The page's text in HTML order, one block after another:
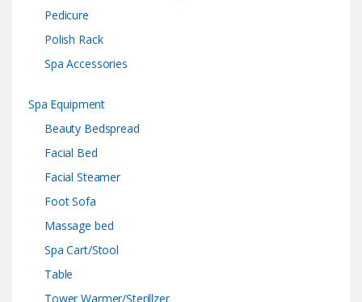
Pedicure
Polish Rack
Spa Accessories
Spa Equipment
Beauty Bedspread
Facial Bed
Facial Steamer
Foot Sofa
Massage bed
Spa Cart/Stool
Table
Tower Warmer/Sterillzer